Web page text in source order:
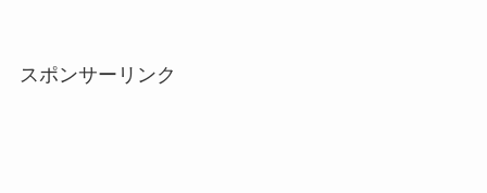
スポンサーリンク